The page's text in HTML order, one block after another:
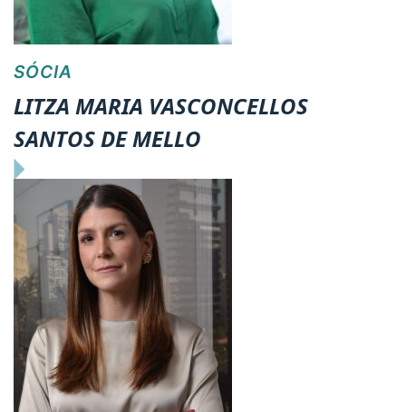
SÓCIA
LITZA MARIA VASCONCELLOS
SANTOS DE MELLO